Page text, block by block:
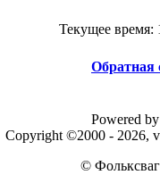
Текущее время:
Обратная
Powered
Copyright ©2000 - 2026,
©